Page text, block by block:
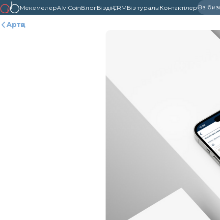
МекемелерAlviCoinБлогБіздің CRMБіз туралыКонтактілерӨз
Артқа